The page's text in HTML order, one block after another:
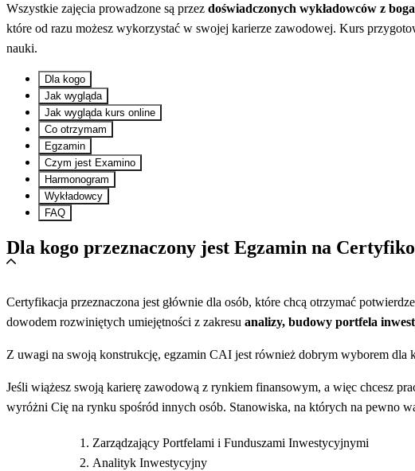
Wszystkie zajęcia prowadzone są przez doświadczonych wykładowców z
które od razu możesz wykorzystać w swojej karierze zawodowej. Kurs
nauki.
Dla kogo
Jak wygląda
Jak wygląda kurs online
Co otrzymam
Egzamin
Czym jest Examino
Harmonogram
Wykładowcy
FAQ
Dla kogo przeznaczony jest Egzamin na
Certyfikacja przeznaczona jest głównie dla osób, które chcą otrzymać
dowodem rozwiniętych umiejętności z zakresu analizy, budowy portfela
Z uwagi na swoją konstrukcję, egzamin CAI jest również dobrym wyborem dla
Jeśli wiążesz swoją karierę zawodową z rynkiem finansowym, a więc chcesz
wyróżni Cię na rynku spośród innych osób. Stanowiska, na których na pewno
Zarządzający Portfelami i Funduszami Inwestycyjnymi
Analityk Inwestycyjny